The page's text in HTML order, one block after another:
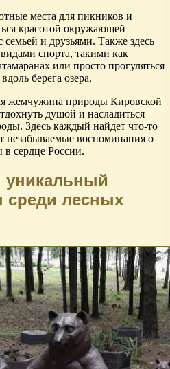
места для пикников и
красотой окружающей
и друзьями. Также здесь
спорта, такими как
или просто прогуляться
берега озера.
жемчужина природы Кировской
душой и насладиться
Здесь каждый найдет что-то
незабываемые воспоминания о
сердце России.
уникальный
среди лесных